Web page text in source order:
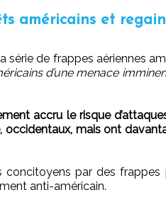
américains et
série de frappes aériennes
d’une menace
accru le risque
mais ont
par des frappes
anti-américain.